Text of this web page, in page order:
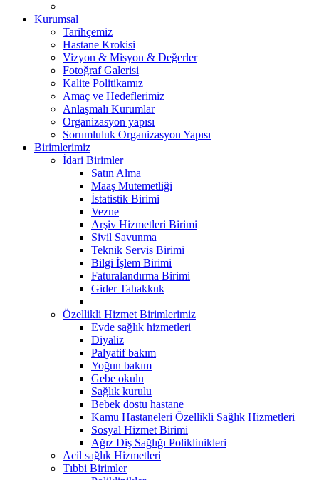
Kurumsal
Tarihçemiz
Hastane Krokisi
Vizyon & Misyon & Değerler
Fotoğraf Galerisi
Kalite Politikamız
Amaç ve Hedeflerimiz
Anlaşmalı Kurumlar
Organizasyon yapısı
Sorumluluk Organizasyon Yapısı
Birimlerimiz
İdari Birimler
Satın Alma
Maaş Mutemetliği
İstatistik Birimi
Vezne
Arşiv Hizmetleri Birimi
Sivil Savunma
Teknik Servis Birimi
Bilgi İşlem Birimi
Faturalandırma Birimi
Gider Tahakkuk
Özellikli Hizmet Birimlerimiz
Evde sağlık hizmetleri
Diyaliz
Palyatif bakım
Yoğun bakım
Gebe okulu
Sağlık kurulu
Bebek dostu hastane
Kamu Hastaneleri Özellikli Sağlık Hizmetleri
Sosyal Hizmet Birimi
Ağız Diş Sağlığı Poliklinikleri
Acil sağlık Hizmetleri
Tıbbi Birimler